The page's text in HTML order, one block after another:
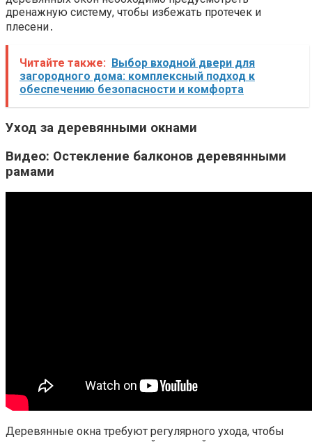
дренажную систему, чтобы избежать протечек и
плесени․
Читайте также: Выбор входной двери для
загородного дома: комплексный подход к
обеспечению безопасности и комфорта
Уход за деревянными окнами
Видео: Остекление балконов деревянными
рамами
Деревянные окна требуют регулярного ухода, чтобы